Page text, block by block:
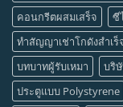
คอนกรีตผสมเสร็จ
ซี
ทำสัญญาเช่าโกดังสำเร็
บทบาทผู้รับเหมา
บริ
ประตูแบบ Polystyrene